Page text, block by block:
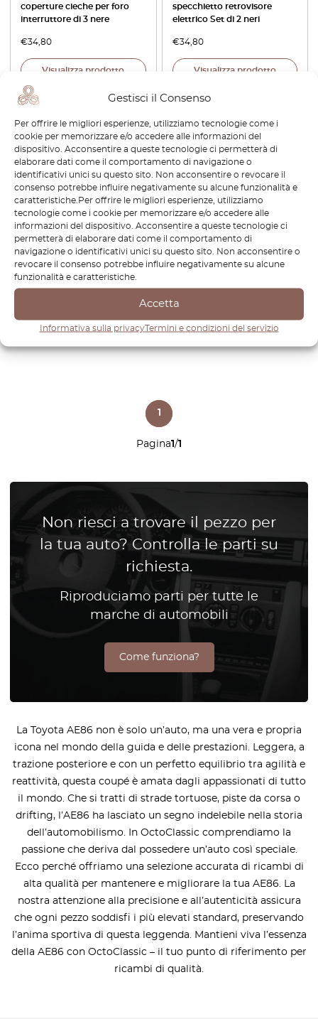
Gestisci il Consenso
Per offrire le migliori esperienze, utilizziamo tecnologie come i
cookie per memorizzare e/o accedere alle informazioni del
dispositivo. Acconsentire a queste tecnologie ci permetterà di
elaborare dati come il comportamento di navigazione o
identificativi unici su questo sito. Non acconsentire o revocare il
consenso potrebbe influire negativamente su alcune funzionalità e
caratteristiche.Per offrire le migliori esperienze, utilizziamo
tecnologie come i cookie per memorizzare e/o accedere alle
informazioni del dispositivo. Acconsentire a queste tecnologie ci
permetterà di elaborare dati come il comportamento di
navigazione o identificativi unici su questo sito. Non acconsentire o
revocare il consenso potrebbe influire negativamente su alcune
funzionalità e caratteristiche.
Accetta
Informativa sulla privacyTermini e condizioni del servizio
coperture cieche per foro
interruttore di 3 nere
€34,80
Visualizza prodotto
specchietto retrovisore
elettrico Set di 2 neri
€34,80
Visualizza prodotto
Toyota AE86 Ignition Leads
Bracket 4A-GE Black 19242-
16040
€34,80
Pagina1/1
1
Non riesci a trovare il pezzo per
la tua auto? Controlla le parti su
richiesta.
Riproduciamo parti per tutte le
marche di automobili
Come funziona?
La Toyota AE86 non è solo un’auto, ma una vera e propria
icona nel mondo della guida e delle prestazioni. Leggera, a
trazione posteriore e con un perfetto equilibrio tra agilità e
reattività, questa coupé è amata dagli appassionati di tutto
il mondo. Che si tratti di strade tortuose, piste da corsa o
drifting, l’AE86 ha lasciato un segno indelebile nella storia
dell’automobilismo. In OctoClassic comprendiamo la
passione che deriva dal possedere un’auto così speciale.
Ecco perché offriamo una selezione accurata di ricambi di
alta qualità per mantenere e migliorare la tua AE86. La
nostra attenzione alla precisione e all’autenticità assicura
che ogni pezzo soddisfi i più elevati standard, preservando
l’anima sportiva di questa leggenda. Mantieni viva l’essenza
della AE86 con OctoClassic – il tuo punto di riferimento per
ricambi di qualità.